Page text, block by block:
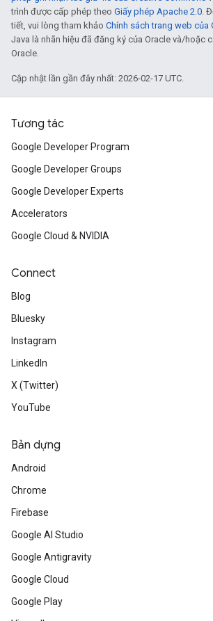
trình được cấp phép theo Giấy phép Apache 2.0.
tiết, vui lòng tham khảo Chính sách trang web của
Java là nhãn hiệu đã đăng ký của Oracle và/hoặc
Oracle.
Cập nhật lần gần đây nhất: 2026-02-17 UTC.
Tương tác
Google Developer Program
Google Developer Groups
Google Developer Experts
Accelerators
Google Cloud & NVIDIA
Connect
Blog
Bluesky
Instagram
LinkedIn
X (Twitter)
YouTube
Bản dựng
Android
Chrome
Firebase
Google AI Studio
Google Antigravity
Google Cloud
Google Play